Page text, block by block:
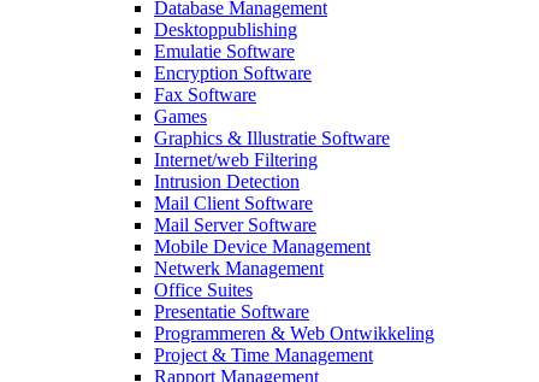
Database Management
Desktoppublishing
Emulatie Software
Encryption Software
Fax Software
Games
Graphics & Illustratie Software
Internet/web Filtering
Intrusion Detection
Mail Client Software
Mail Server Software
Mobile Device Management
Netwerk Management
Office Suites
Presentatie Software
Programmeren & Web Ontwikkeling
Project & Time Management
Rapport Management